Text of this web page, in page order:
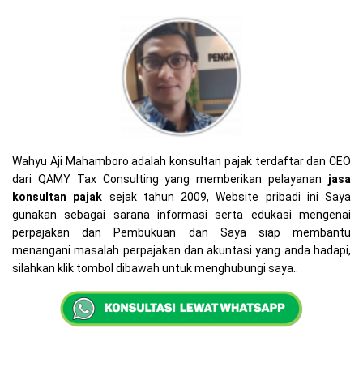
Wahyu Aji Mahamboro adalah konsultan pajak terdaftar dan CEO
dari QAMY Tax Consulting yang memberikan pelayanan jasa
konsultan pajak sejak tahun 2009, Website pribadi ini Saya
gunakan sebagai sarana informasi serta edukasi mengenai
perpajakan dan Pembukuan dan Saya siap membantu
menangani masalah perpajakan dan akuntasi yang anda hadapi,
silahkan klik tombol dibawah untuk menghubungi saya..